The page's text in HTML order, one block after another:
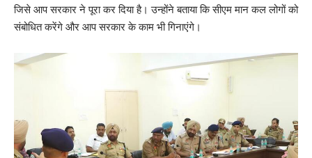
जिसे आप सरकार ने पूरा कर दिया है। उन्होंने बताया कि सीएम मान कल लोगों को
संबोधित करेंगे और आप सरकार के काम भी गिनाएंगे।